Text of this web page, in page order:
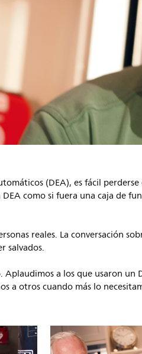
(DEA), es fácil
como si fuera una caja de
reales. La conversación
salvados.
a los que usaron un
a otros cuando más lo